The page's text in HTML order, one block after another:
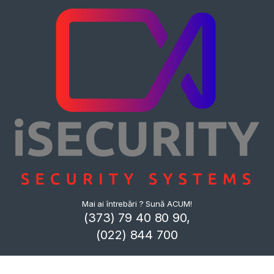
Mai ai întrebări ? Sună ACUM!
(373) 79 40 80 90,
(022) 844 700